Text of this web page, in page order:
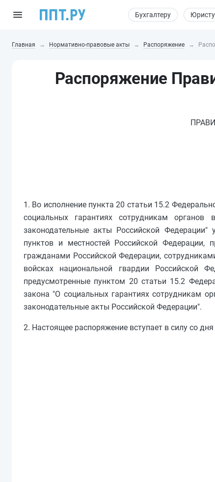
Бухгалтеру Юристу
Главная Нормативно-правовые акты Распоряжение
Распоряжение
1. Во исполнение пункта 20 статьи 15.2
социальных гарантиях сотрудникам
законодательные акты Российской Федерации"
пунктов и местностей Российской
гражданами Российской Федерации,
войсках национальной гвардии Российской
предусмотренные пунктом 20 статьи 15.2
закона "О социальных гарантиях сотрудникам
законодательные акты Российской Федерации".
2. Настоящее распоряжение вступает в силу со